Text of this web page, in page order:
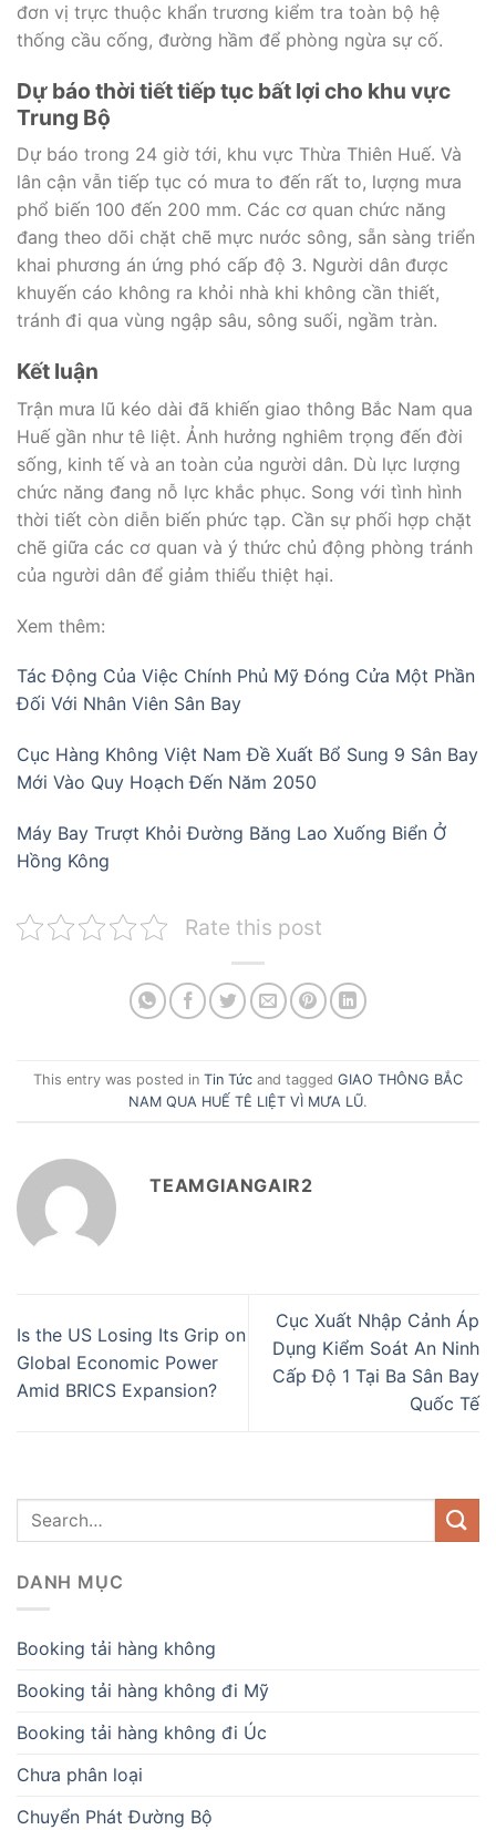
đơn vị trực thuộc khẩn trương kiểm tra toàn bộ hệ
thống cầu cống, đường hầm để phòng ngừa sự cố.
Dự báo thời tiết tiếp tục bất lợi cho khu vực
Trung Bộ
Dự báo trong 24 giờ tới, khu vực Thừa Thiên Huế. Và
lân cận vẫn tiếp tục có mưa to đến rất to, lượng mưa
phổ biến 100 đến 200 mm. Các cơ quan chức năng
đang theo dõi chặt chẽ mực nước sông, sẵn sàng triển
khai phương án ứng phó cấp độ 3. Người dân được
khuyến cáo không ra khỏi nhà khi không cần thiết,
tránh đi qua vùng ngập sâu, sông suối, ngầm tràn.
Kết luận
Trận mưa lũ kéo dài đã khiến giao thông Bắc Nam qua
Huế gần như tê liệt. Ảnh hưởng nghiêm trọng đến đời
sống, kinh tế và an toàn của người dân. Dù lực lượng
chức năng đang nỗ lực khắc phục. Song với tình hình
thời tiết còn diễn biến phức tạp. Cần sự phối hợp chặt
chẽ giữa các cơ quan và ý thức chủ động phòng tránh
của người dân để giảm thiểu thiệt hại.
Xem thêm:
Tác Động Của Việc Chính Phủ Mỹ Đóng Cửa Một Phần
Đối Với Nhân Viên Sân Bay
Cục Hàng Không Việt Nam Đề Xuất Bổ Sung 9 Sân Bay
Mới Vào Quy Hoạch Đến Năm 2050
Máy Bay Trượt Khỏi Đường Băng Lao Xuống Biển Ở
Hồng Kông
Rate this post
This entry was posted in Tin Tức and tagged GIAO THÔNG BẮC
NAM QUA HUẾ TÊ LIỆT VÌ MƯA LŨ.
TEAMGIANGAIR2
Is the US Losing Its Grip on
Global Economic Power
Amid BRICS Expansion?
Cục Xuất Nhập Cảnh Áp
Dụng Kiểm Soát An Ninh
Cấp Độ 1 Tại Ba Sân Bay
Quốc Tế
DANH MỤC
Booking tải hàng không
Booking tải hàng không đi Mỹ
Booking tải hàng không đi Úc
Chưa phân loại
Chuyển Phát Đường Bộ